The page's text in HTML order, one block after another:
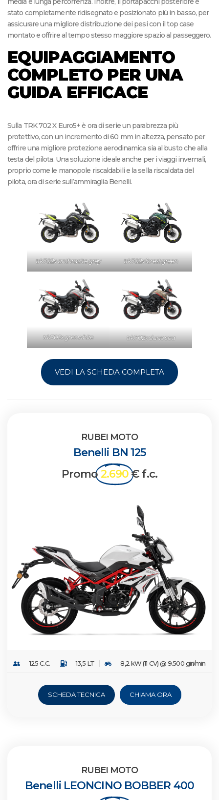
stato completamente ridisegnato e posizionato più in basso, per
assicurare una migliore distribuzione dei pesi con il top case
montato e offrire al tempo stesso maggiore spazio al passeggero.
EQUIPAGGIAMENTO
COMPLETO PER UNA
GUIDA EFFICACE
Sulla TRK 702 X Euro5+ è ora di serie un parabrezza più
protettivo, con un incremento di 60 mm in altezza, pensato per
offrire una migliore protezione aerodinamica sia al busto che alla
testa del pilota. Una soluzione ideale anche per i viaggi invernali,
proprio come le manopole riscaldabili e la sella riscaldata del
pilota, ora di serie sull’ammiraglia Benelli.
trk702x anthracite grey trk702x forest green
trk702x gres white trk702x dune sea
VEDI LA SCHEDA COMPLETA
RUBEI MOTO
Benelli BN 125
Promo2.690€ f.c.
125 C.C. 13,5 LT 8,2 kW (11 CV) @ 9.500 giri/min
SCHEDA TECNICA CHIAMA ORA
RUBEI MOTO
Benelli LEONCINO BOBBER 400